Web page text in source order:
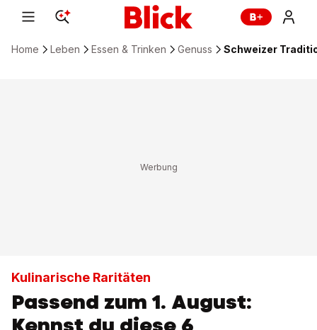
Home Leben Essen & Trinken Genuss Schweizer
Kulinarische Raritäten
Passend zum 1. August: